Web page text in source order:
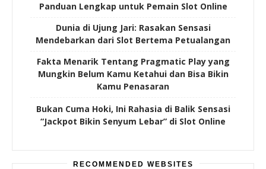
Panduan Lengkap untuk Pemain Slot Online
Dunia di Ujung Jari: Rasakan Sensasi
Mendebarkan dari Slot Bertema Petualangan
Fakta Menarik Tentang Pragmatic Play yang
Mungkin Belum Kamu Ketahui dan Bisa Bikin
Kamu Penasaran
Bukan Cuma Hoki, Ini Rahasia di Balik Sensasi
“Jackpot Bikin Senyum Lebar” di Slot Online
RECOMMENDED WEBSITES